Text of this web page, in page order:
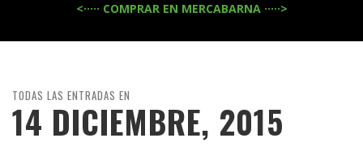
<····· COMPRAR EN MERCABARNA ·····>
TODAS LAS ENTRADAS EN
14 DICIEMBRE, 2015